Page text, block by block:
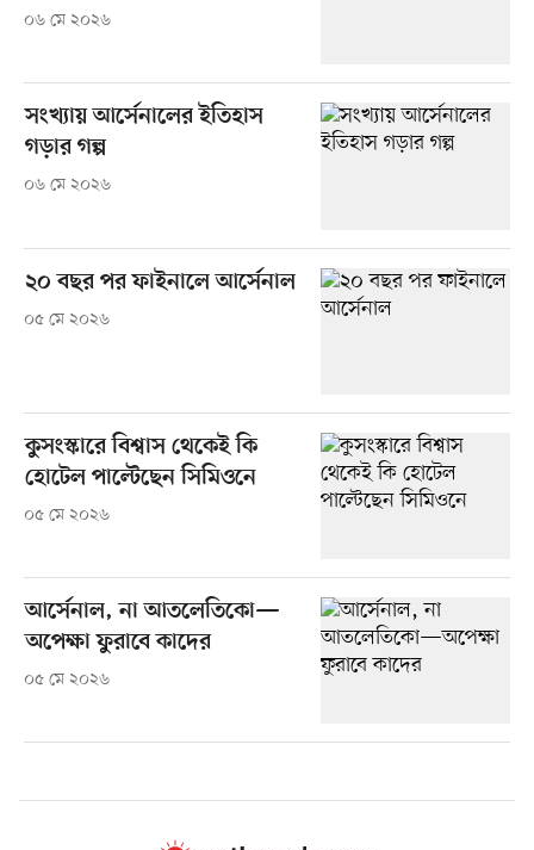
০৬ মে ২০২৬
সংখ্যায় আর্সেনালের ইতিহাস
গড়ার গল্প
০৬ মে ২০২৬
২০ বছর পর ফাইনালে আর্সেনাল
০৫ মে ২০২৬
কুসংস্কারে বিশ্বাস থেকেই কি
হোটেল পাল্টেছেন সিমিওনে
০৫ মে ২০২৬
আর্সেনাল, না আতলেতিকো—
অপেক্ষা ফুরাবে কাদের
০৫ মে ২০২৬